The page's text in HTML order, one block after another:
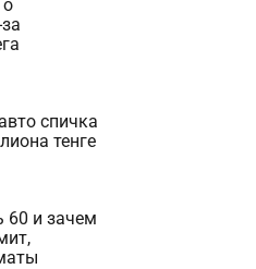
о
спичка
тенге
60 и зачем